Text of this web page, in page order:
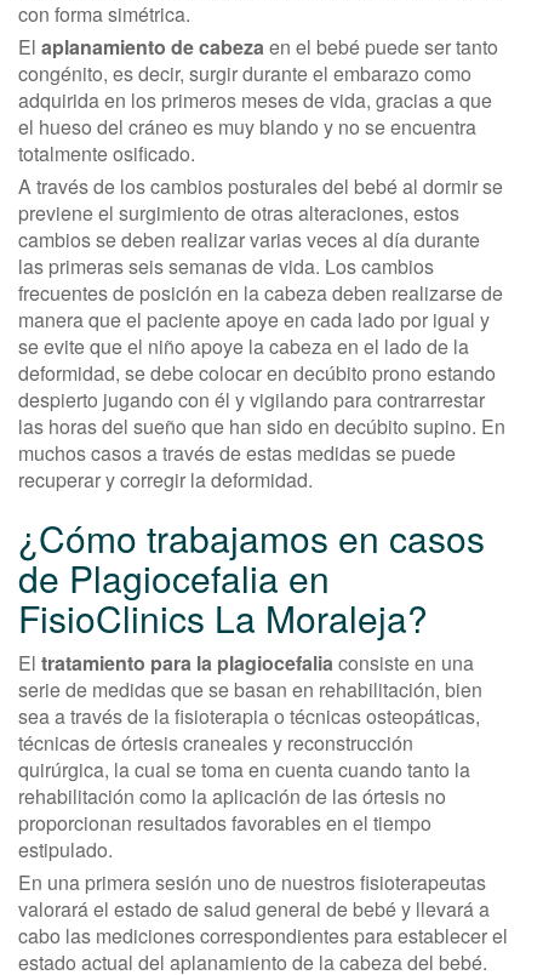
con forma simétrica.
El aplanamiento de cabezaen el bebé puede ser tanto
congénito, es decir, surgir durante el embarazo como
adquirida en los primeros meses de vida, gracias a que
el hueso del cráneo es muy blando y no se encuentra
totalmente osificado.
A través de los cambios posturales del bebé al dormir se
previene el surgimiento de otras alteraciones, estos
cambios se deben realizar varias veces al día durante
las primeras seis semanas de vida. Los cambios
frecuentes de posición en la cabeza deben realizarse de
manera que el paciente apoye en cada lado por igual y
se evite que el niño apoye la cabeza en el lado de la
deformidad, se debe colocar en decúbito prono estando
despierto jugando con él y vigilando para contrarrestar
las horas del sueño que han sido en decúbito supino. En
muchos casos a través de estas medidas se puede
recuperar y corregir la deformidad.
¿Cómo trabajamos en casos
de Plagiocefalia en
FisioClinics La Moraleja?
El tratamiento para la plagiocefaliaconsiste en una
serie de medidas que se basan en rehabilitación, bien
sea a través de la fisioterapia o técnicas osteopáticas,
técnicas de órtesis craneales y reconstrucción
quirúrgica, la cual se toma en cuenta cuando tanto la
rehabilitación como la aplicación de las órtesis no
proporcionan resultados favorables en el tiempo
estipulado.
En una primera sesión uno de nuestros fisioterapeutas
valorará el estado de salud general de bebé y llevará a
cabo las mediciones correspondientes para establecer el
estado actual del aplanamiento de la cabeza del bebé.